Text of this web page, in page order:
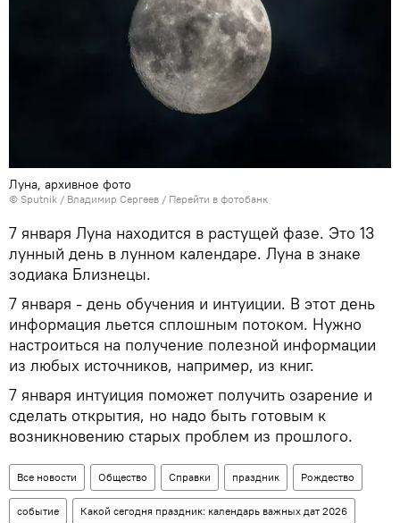
Луна, архивное фото
© Sputnik / Владимир Сергеев / Перейти в фотобанк
7 января Луна находится в растущей фазе. Это 13
лунный день в лунном календаре. Луна в знаке
зодиака Близнецы.
7 января - день обучения и интуиции. В этот день
информация льется сплошным потоком. Нужно
настроиться на получение полезной информации
из любых источников, например, из книг.
7 января интуиция поможет получить озарение и
сделать открытия, но надо быть готовым к
возникновению старых проблем из прошлого.
Все новости Общество Справки праздник Рождество
событие Какой сегодня праздник: календарь важных дат 2026